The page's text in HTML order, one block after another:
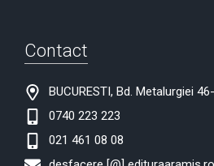
Contact
BUCURESTI, Bd. Metalurgiei
0740 223 223
021 461 08 08